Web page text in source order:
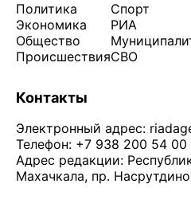
Политика
Экономика
Общество
Происшествия
Спорт
РИА
СВО
Контакты
Электронный адрес:
Телефон: +7 938 200 54 00
Адрес редакции:
Махачкала, пр.